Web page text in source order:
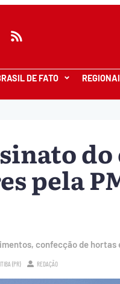
DE FATO
pela
confecção de
(PR) REDAÇÃO